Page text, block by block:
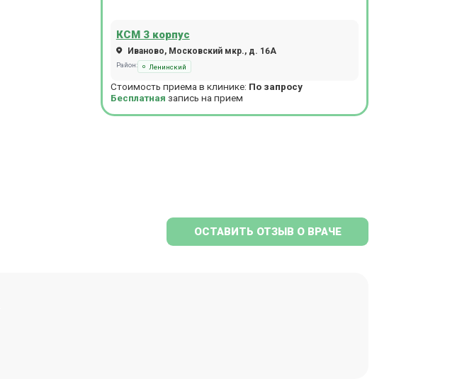
КСМ 3 корпус
Иваново, Московский мкр., д. 16А
Район: Ленинский
Стоимость приема в клинике: По запросу
Бесплатная запись на прием
ОСТАВИТЬ ОТЗЫВ О ВРАЧЕ